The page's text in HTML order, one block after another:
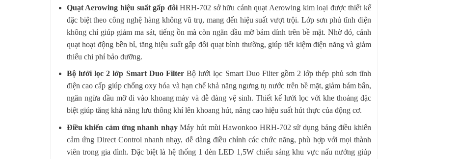
Quạt Aerowing hiệu suất gấp đôiHRH-702 sở hữu cánh quạt Aerowing kim loại được thiết kế
đặc biệt theo công nghệ hàng không vũ trụ, mang đến hiệu suất vượt trội. Lớp sơn phủ tĩnh điện
không chỉ giúp giảm ma sát, tiếng ồn mà còn ngăn dầu mỡ bám dính trên bề mặt. Nhờ đó, cánh
quạt hoạt động bền bỉ, tăng hiệu suất gấp đôi quạt bình thường, giúp tiết kiệm điện năng và giảm
thiểu chi phí bảo dưỡng.
Bộ lưới lọc 2 lớp Smart Duo FilterBộ lưới lọc Smart Duo Filter gồm 2 lớp thép phủ sơn tĩnh
điện cao cấp giúp chống oxy hóa và hạn chế khả năng ngưng tụ nước trên bề mặt, giảm bám bẩn,
ngăn ngừa dầu mỡ đi vào khoang máy và dễ dàng vệ sinh. Thiết kế lưới lọc với khe thoáng đặc
biệt giúp tăng khả năng lưu thông khí lên khoang hút, nâng cao hiệu suất hút thực của động cơ.
Điều khiển cảm ứng nhanh nhạyMáy hút mùi Hawonkoo HRH-702 sử dụng bảng điều khiển
cảm ứng Direct Control nhanh nhạy, dễ dàng điều chỉnh các chức năng, phù hợp với mọi thành
viên trong gia đình. Đặc biệt là hệ thống 1 đèn LED 1,5W chiếu sáng khu vực nấu nướng giúp